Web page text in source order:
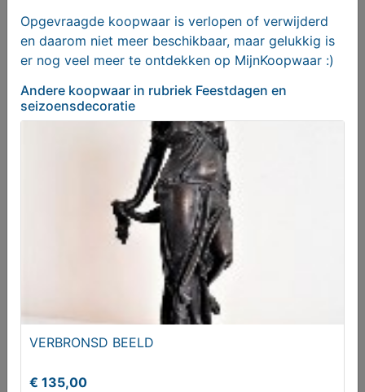
T.e.a.b.
Opgevraagde koopwaar is verlopen of verwijderd
en daarom niet meer beschikbaar, maar gelukkig is
er nog veel meer te ontdekken op MijnKoopwaar :)
Andere koopwaar in rubriek Feestdagen en
seizoensdecoratie
VERBRONSD BEELD
€ 135,00